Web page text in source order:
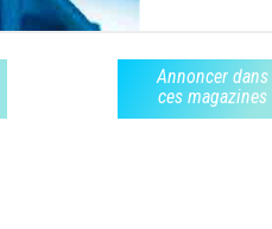
Annoncer dans
ces magazines